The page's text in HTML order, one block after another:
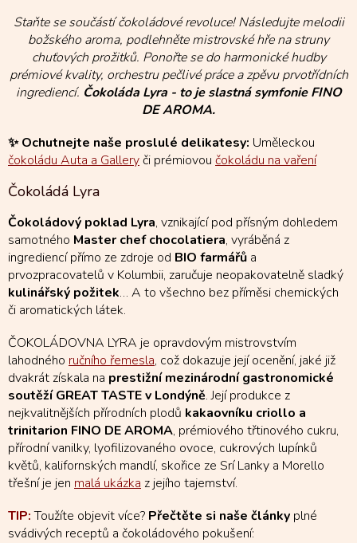
Staňte se součástí čokoládové revoluce! Následujte melodii
božského aroma, podlehněte mistrovské hře na struny
chuťových prožitků. Ponořte se do harmonické hudby
prémiové kvality, orchestru pečlivé práce a zpěvu prvotřídních
ingrediencí. Čokoláda Lyra - to je slastná symfonie FINO
DE AROMA.
✨ Ochutnejte naše proslulé delikatesy: Uměleckou
čokoládu Auta a Galleryči prémiovou čokoládu na vaření
Čokoládá Lyra
Čokoládový poklad Lyra, vznikající pod přísným dohledem
samotného Master chef chocolatiera, vyráběná z
ingrediencí přímo ze zdroje od BIO farmářů a
prvozpracovatelů v Kolumbii, zaručuje neopakovatelně sladký
kulinářský požitek… A to všechno bez příměsi chemických
či aromatických látek.
ČOKOLÁDOVNA LYRA je opravdovým mistrovstvím
lahodného ručního řemesla, což dokazuje její ocenění, jaké již
dvakrát získala na prestižní mezinárodní gastronomické
soutěží GREAT TASTE v Londýně. Její produkce z
nejkvalitnějších přírodních plodů kakaovníku criollo a
trinitarion FINO DE AROMA, prémiového třtinového cukru,
přírodní vanilky, lyofilizovaného ovoce, cukrových lupínků
květů, kalifornských mandlí, skořice ze Srí Lanky a Morello
třešní je jen malá ukázka z jejího tajemství.
TIP:Toužíte objevit více? Přečtěte si naše články plné
svádivých receptů a čokoládového pokušení: